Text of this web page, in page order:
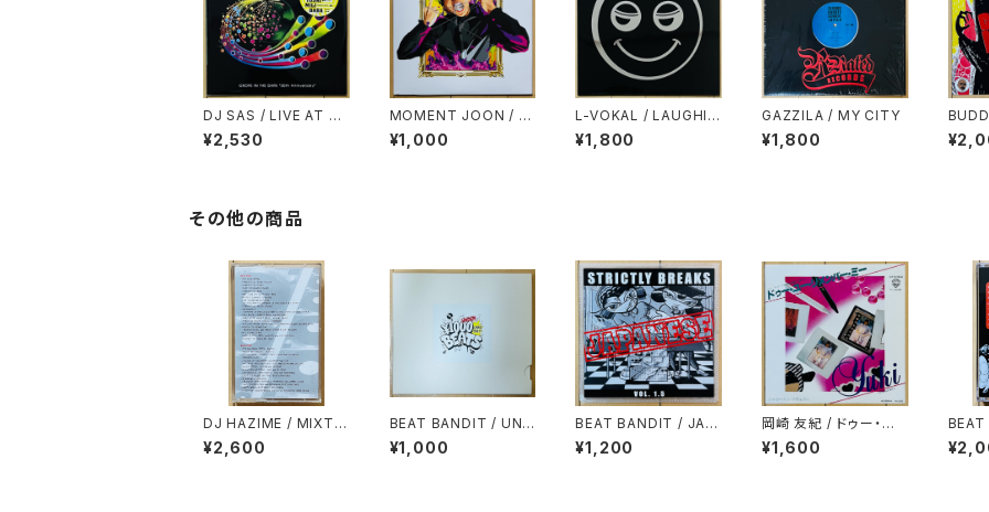
DJ SAS / LIVE AT T
HE G.I.T.D.
¥2,530
MOMENT JOON / T
ENO HIRA
¥1,000
L-VOKAL / LAUGHI
N' SAMPLER
¥1,800
GAZZILA / MY CITY
¥1,800
ODE
その他の商品
DJ HAZIME / MIXTA
PE VOL.10
¥2,600
BEAT BANDIT / UND
ER 1000YEN BEATS
(60 MINUTES OF C
¥1,000
BEAT BANDIT / JAP
ANESE STRICTLY B
REAKS & BEATS VO
¥1,200
岡崎 友紀 / ドゥー・ユ
ー・リメンバー・ミー
¥1,600